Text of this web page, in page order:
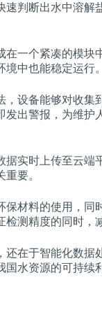
判断出水中溶解
在一个紧凑的模块
中也能稳定运行。
设备能够对收集
出警报，为维护
实时上传至云端
要。
材料的使用，同
测精度的同时，
在于智能化数据
国水资源的可持续